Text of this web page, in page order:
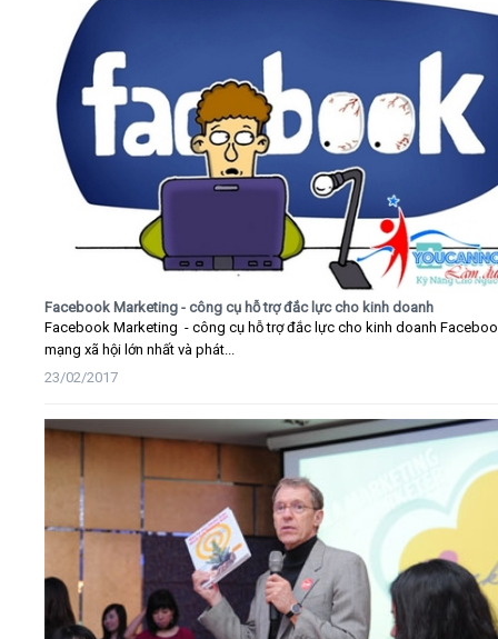
Facebook Marketing - công cụ hỗ trợ đắc lực cho kinh doanh
Facebook Marketing - công cụ hỗ trợ đắc lực cho kinh doanh
mạng xã hội lớn nhất và phát...
23/02/2017